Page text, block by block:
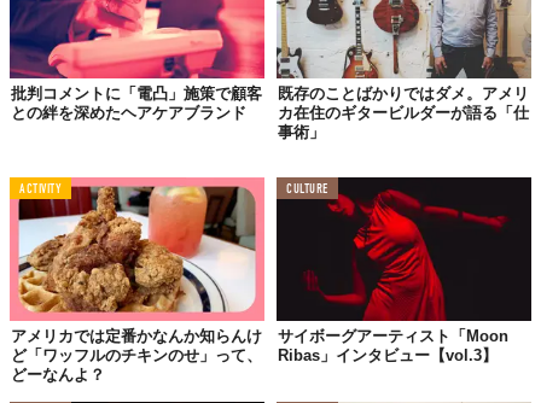
もスティック付きのものと同様に、人間にはできない演奏が可能
になる予定だ。
Licensed material used with permission by
Jason Barnes
The Cyborg Drummer(Kisckstarter)
TABI LABO
この世界は、もっと広いはずだ。
批判コメントに「電凸」施策で顧客
との絆を深めたヘアケアブランド
既存のことばかりではダメ。アメリ
カ在住のギタービルダーが語る「仕
事術」
ACTIVITY
アメリカでは定番かなんか知らんけ
ど「ワッフルのチキンのせ」って、
どーなんよ？
CULTURE
サイボーグアーティスト「Moon
Ribas」インタビュー【vol.3】